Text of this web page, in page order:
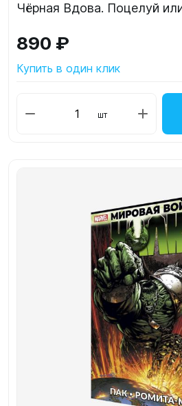
Чёрная Вдова. Поцелуй
890 ₽
Купить в один клик
шт